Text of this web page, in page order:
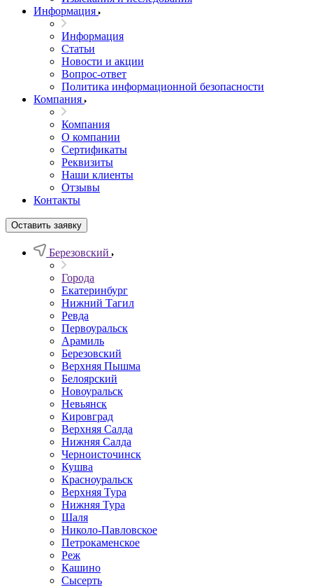
Информация
Информация
Статьи
Новости и акции
Вопрос-ответ
Политика информационной безопасности
Компания
Компания
О компании
Сертификаты
Реквизиты
Наши клиенты
Отзывы
Контакты
Оставить заявку
Березовский
Города
Екатеринбург
Нижний Тагил
Ревда
Первоуральск
Арамиль
Березовский
Верхняя Пышма
Белоярский
Новоуральск
Невьянск
Кировград
Верхняя Салда
Нижняя Салда
Черноисточинск
Кушва
Красноуральск
Верхняя Тура
Нижняя Тура
Шаля
Николо-Павловское
Петрокаменское
Реж
Кашино
Сысерть